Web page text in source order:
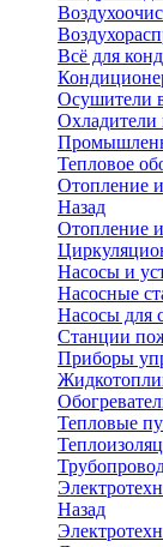
Всё для
Осушители
Охладители
Тепловое
Отопление
Назад
Отопление
Насосы и
Насосные
Насосы для
Станции
Приборы
Тепловые
Назад